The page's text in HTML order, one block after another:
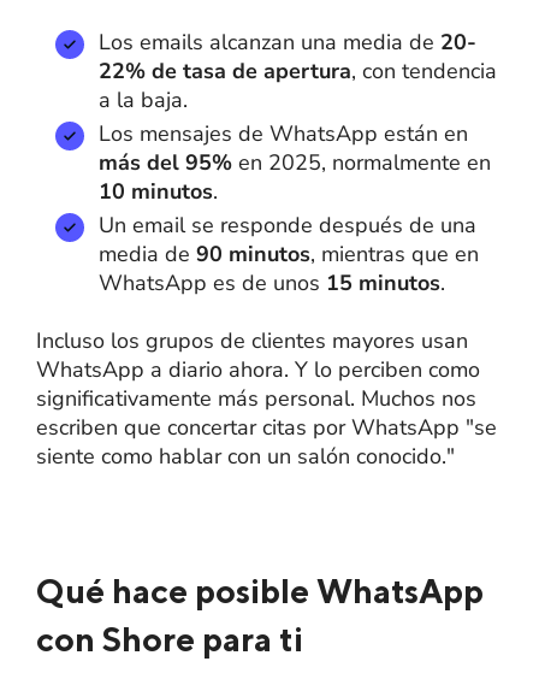
Los emails alcanzan una media de 20-
22% de tasa de apertura, con tendencia
a la baja.
Los mensajes de WhatsApp están en
más del 95% en 2025, normalmente en
10 minutos.
Un email se responde después de una
media de 90 minutos, mientras que en
WhatsApp es de unos 15 minutos.
Incluso los grupos de clientes mayores usan
WhatsApp a diario ahora. Y lo perciben como
significativamente más personal. Muchos nos
escriben que concertar citas por WhatsApp "se
siente como hablar con un salón conocido."
Qué hace posible WhatsApp
con Shore para ti